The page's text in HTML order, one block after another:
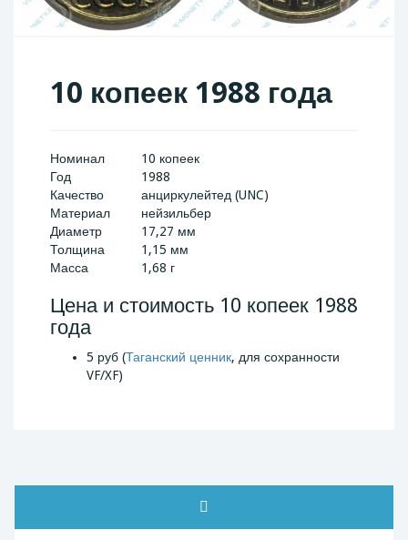
10 копеек 1988 года
Номинал
10 копеек
Год
1988
Качество
анциркулейтед (UNC)
Материал
нейзильбер
Диаметр
17,27 мм
Толщина
1,15 мм
Масса
1,68 г
Цена и стоимость 10 копеек 1988
года
5 руб (Таганский ценник, для сохранности
VF/XF)